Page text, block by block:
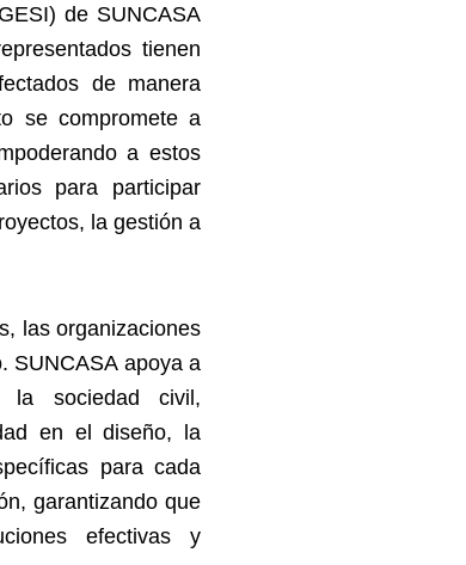
de SUNCASA
tienen
de manera
se compromete a
a estos
para participar
la gestión a
las organizaciones
SUNCASA apoya a
la sociedad civil,
en el diseño, la
para cada
garantizando que
efectivas y